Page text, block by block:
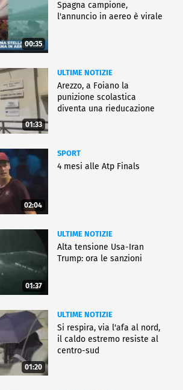
00:35
Spagna campione,
l'annuncio in aereo è virale
01:33
ULTIME NOTIZIE
Arezzo, a Foiano la
punizione scolastica
diventa una rieducazione
02:04
SPORT
4 mesi alle Atp Finals
01:37
ULTIME NOTIZIE
Alta tensione Usa-Iran
Trump: ora le sanzioni
01:20
ULTIME NOTIZIE
Si respira, via l'afa al nord,
il caldo estremo resiste al
centro-sud